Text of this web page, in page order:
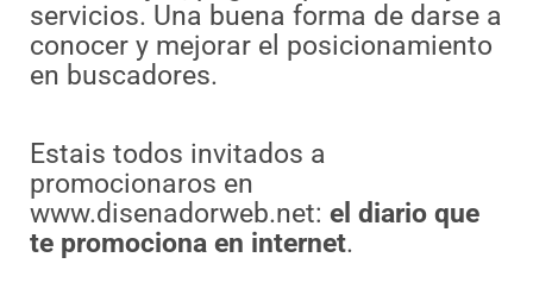
servicios. Una buena forma de darse a
conocer y mejorar el posicionamiento
en buscadores.
Estais todos invitados a
promocionaros en
www.disenadorweb.net: el diario que
te promociona en internet.